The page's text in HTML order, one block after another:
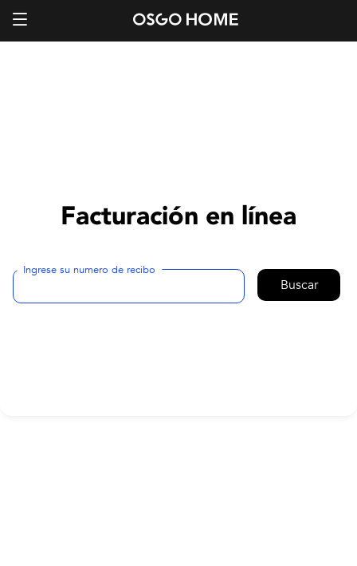
Facturación en línea
Ingrese su numero de recibo
Buscar